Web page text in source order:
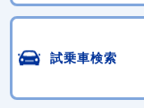
試乗車検索